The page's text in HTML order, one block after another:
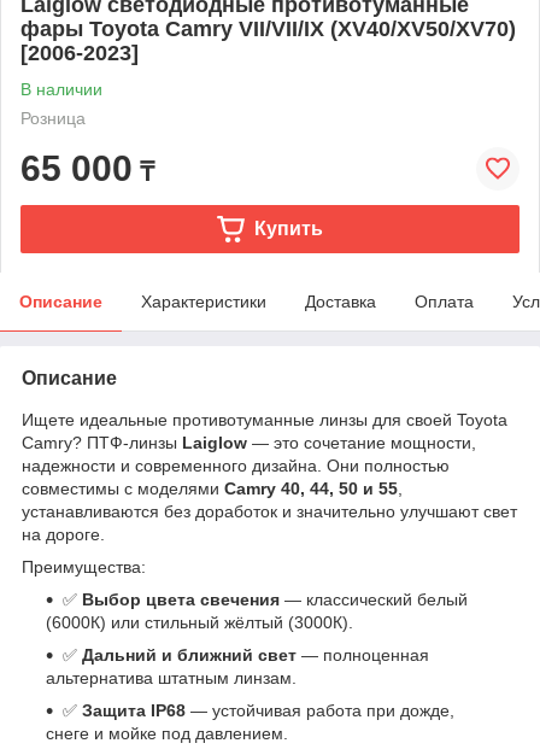
Laiglow светодиодные противотуманные
фары Toyota Camry VII/VII/IX (XV40/XV50/XV70)
[2006-2023]
В наличии
Розница
65 000 ₸
Купить
Описание Характеристики Доставка Оплата
Описание
Ищете идеальные противотуманные линзы для своей Toyota
Camry? ПТФ-линзы Laiglow — это сочетание мощности,
надежности и современного дизайна. Они полностью
совместимы с моделями Camry 40, 44, 50 и 55
устанавливаются без доработок и значительно улучшают свет
на дороге.
Преимущества:
✅ Выбор цвета свечения — классический белый
(6000К) или стильный жёлтый (3000К).
✅ Дальний и ближний свет — полноценная
альтернатива штатным линзам.
✅ Защита IP68 — устойчивая работа при дожде,
снеге и мойке под давлением.